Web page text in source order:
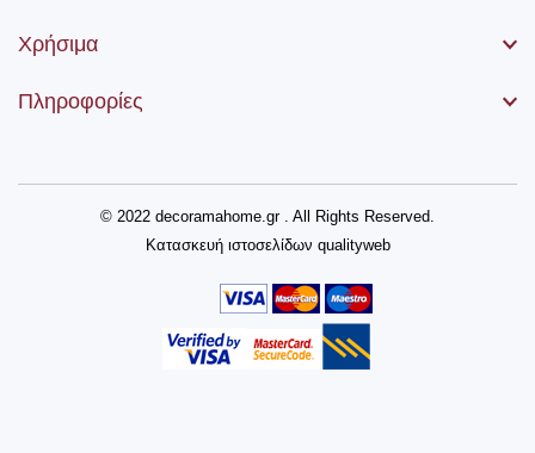
Χρήσιμα
Πληροφορίες
© 2022 decoramahome.gr . All Rights Reserved.
Κατασκευή ιστοσελίδων qualityweb